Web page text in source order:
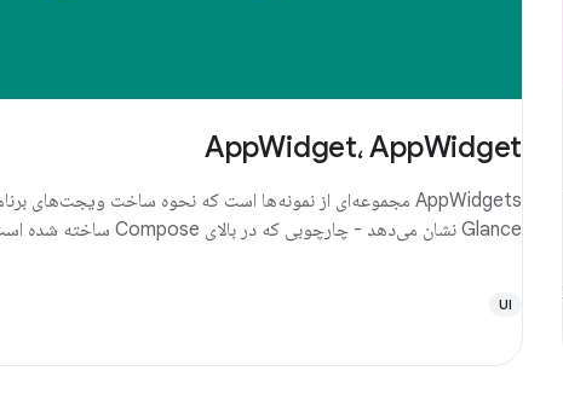
AppWidget، AppWidget
Glance نشان می‌دهد - چارچوبی که در بالای Compose ساخته شده است.
UI